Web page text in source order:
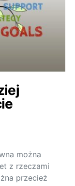
można
z rzeczami
przecież